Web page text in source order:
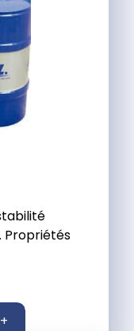
Propriétés